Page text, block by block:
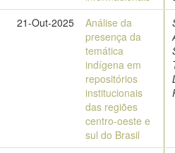
21-Out-2025
Análise da
presença da
temática
indígena em
repositórios
institucionais
das regiões
centro-oeste e
sul do Brasil